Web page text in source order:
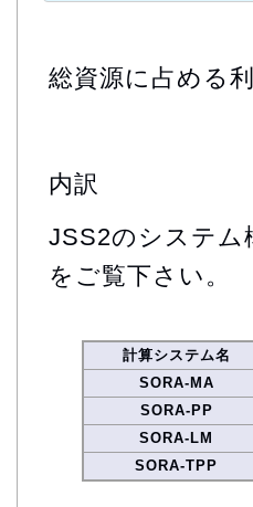
総資源に占める
内訳
JSS2のシステム
をご覧下さい。
計算システム名
SORA-MA
SORA-PP
SORA-LM
SORA-TPP